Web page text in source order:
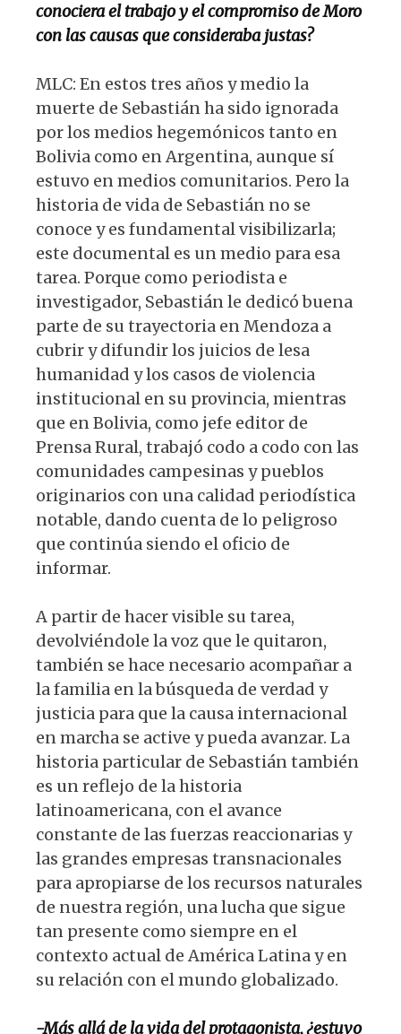
conociera el trabajo y el compromiso de Moro
con las causas que consideraba justas?
MLC: En estos tres años y medio la
muerte de Sebastián ha sido ignorada
por los medios hegemónicos tanto en
Bolivia como en Argentina, aunque sí
estuvo en medios comunitarios. Pero la
historia de vida de Sebastián no se
conoce y es fundamental visibilizarla;
este documental es un medio para esa
tarea. Porque como periodista e
investigador, Sebastián le dedicó buena
parte de su trayectoria en Mendoza a
cubrir y difundir los juicios de lesa
humanidad y los casos de violencia
institucional en su provincia, mientras
que en Bolivia, como jefe editor de
Prensa Rural, trabajó codo a codo con las
comunidades campesinas y pueblos
originarios con una calidad periodística
notable, dando cuenta de lo peligroso
que continúa siendo el oficio de
informar.
A partir de hacer visible su tarea,
devolviéndole la voz que le quitaron,
también se hace necesario acompañar a
la familia en la búsqueda de verdad y
justicia para que la causa internacional
en marcha se active y pueda avanzar. La
historia particular de Sebastián también
es un reflejo de la historia
latinoamericana, con el avance
constante de las fuerzas reaccionarias y
las grandes empresas transnacionales
para apropiarse de los recursos naturales
de nuestra región, una lucha que sigue
tan presente como siempre en el
contexto actual de América Latina y en
su relación con el mundo globalizado.
-Más allá de la vida del protagonista, ¿estuvo